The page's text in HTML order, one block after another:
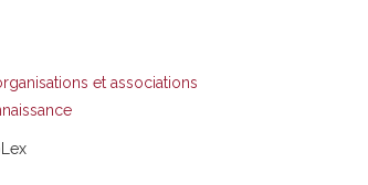
et associations